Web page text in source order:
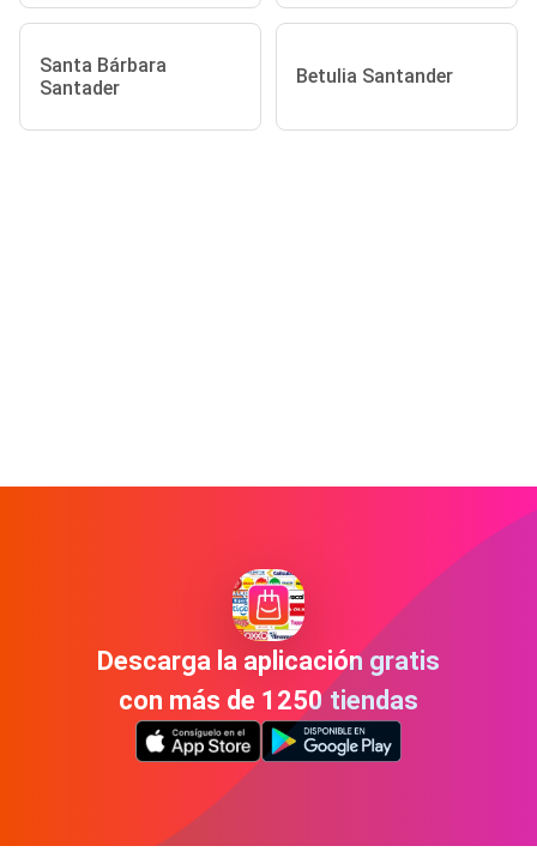
Santa Bárbara
Santader
Betulia Santander
Descarga la aplicación gratis
con más de 1250 tiendas